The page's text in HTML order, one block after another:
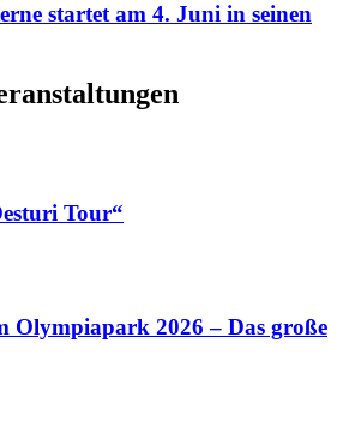
startet am 4. Juni in seinen
Tour“
Olympiapark 2026 – Das große